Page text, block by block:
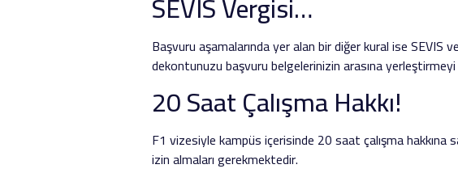
Başvuru aşamalarında yer alan bir diğer kural ise
dekontunuzu başvuru belgelerinizin arasına yerleştirmeyi
20 Saat Çalışma Hakkı!
F1 vizesiyle kampüs içerisinde 20 saat çalışma hakkına
izin almaları gerekmektedir.